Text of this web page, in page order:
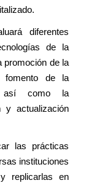
diferentes
de la
promoción de la
fomento de la
así como la
y actualización
las prácticas
instituciones
replicarlas en